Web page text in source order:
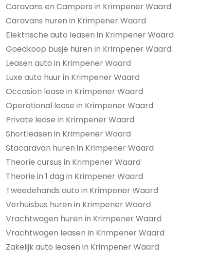
Caravans en Campers in Krimpener Waard
Caravans huren in Krimpener Waard
Elektrische auto leasen in Krimpener Waard
Goedkoop busje huren in Krimpener Waard
Leasen auto in Krimpener Waard
Luxe auto huur in Krimpener Waard
Occasion lease in Krimpener Waard
Operational lease in Krimpener Waard
Private lease in Krimpener Waard
Shortleasen in Krimpener Waard
Stacaravan huren in Krimpener Waard
Theorie cursus in Krimpener Waard
Theorie in 1 dag in Krimpener Waard
Tweedehands auto in Krimpener Waard
Verhuisbus huren in Krimpener Waard
Vrachtwagen huren in Krimpener Waard
Vrachtwagen leasen in Krimpener Waard
Zakelijk auto leasen in Krimpener Waard